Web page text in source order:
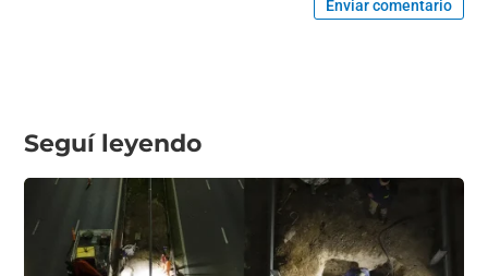
Enviar comentario
Seguí leyendo